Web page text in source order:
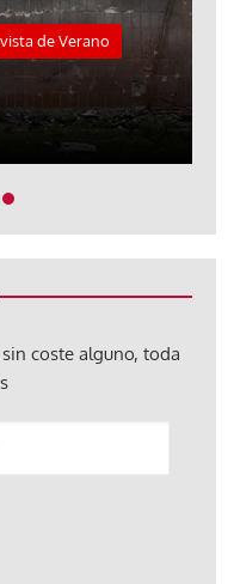
de Verano
coste alguno, toda